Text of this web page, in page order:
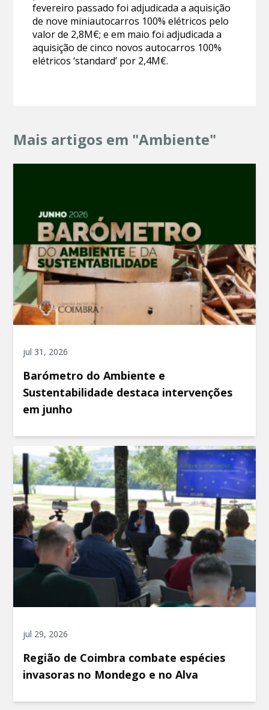
fevereiro passado foi adjudicada a aquisição
de nove miniautocarros 100% elétricos pelo
valor de 2,8M€; e em maio foi adjudicada a
aquisição de cinco novos autocarros 100%
elétricos ‘standard’ por 2,4M€.
Mais artigos em "Ambiente"
jul 31, 2026
Barómetro do Ambiente e
Sustentabilidade destaca intervenções
em junho
jul 29, 2026
Região de Coimbra combate espécies
invasoras no Mondego e no Alva